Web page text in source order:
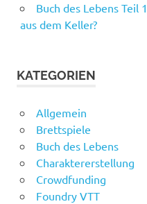
Buch des Lebens Teil
aus dem Keller?
KATEGORIEN
Allgemein
Brettspiele
Buch des Lebens
Charaktererstellung
Crowdfunding
Foundry VTT